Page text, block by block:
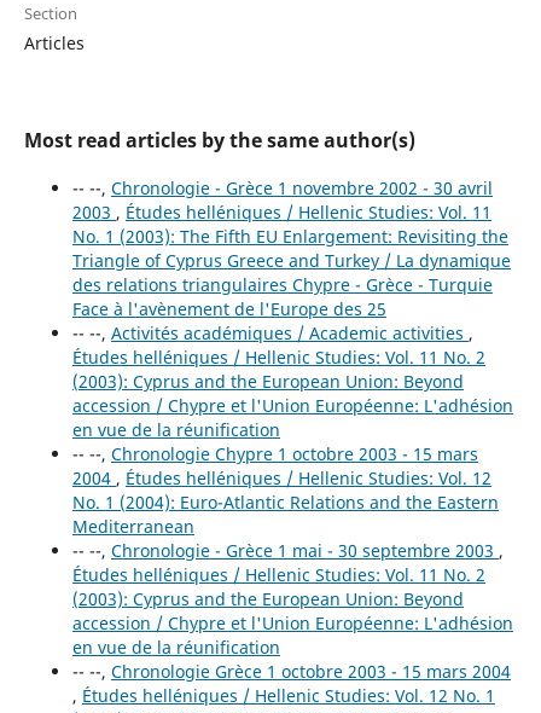
Section
Articles
Most read articles by the same author(s)
-- --, Chronologie - Grèce 1 novembre 2002 - 30 avril
2003 , Études helléniques / Hellenic Studies: Vol. 11
No. 1 (2003): The Fifth EU Enlargement: Revisiting the
Triangle of Cyprus Greece and Turkey / La dynamique
des relations triangulaires Chypre - Grèce - Turquie
Face à l'avènement de l'Europe des 25
-- --, Activités académiques / Academic activities ,
Études helléniques / Hellenic Studies: Vol. 11 No. 2
(2003): Cyprus and the European Union: Beyond
accession / Chypre et l'Union Européenne: L'adhésion
en vue de la réunification
-- --, Chronologie Chypre 1 octobre 2003 - 15 mars
2004 , Études helléniques / Hellenic Studies: Vol. 12
No. 1 (2004): Euro-Atlantic Relations and the Eastern
Mediterranean
-- --, Chronologie - Grèce 1 mai - 30 septembre 2003 ,
Études helléniques / Hellenic Studies: Vol. 11 No. 2
(2003): Cyprus and the European Union: Beyond
accession / Chypre et l'Union Européenne: L'adhésion
en vue de la réunification
-- --, Chronologie Grèce 1 octobre 2003 - 15 mars 2004
, Études helléniques / Hellenic Studies: Vol. 12 No. 1